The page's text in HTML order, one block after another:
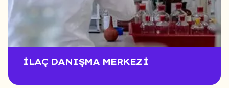
İLAÇ DANIŞMA MERKEZI